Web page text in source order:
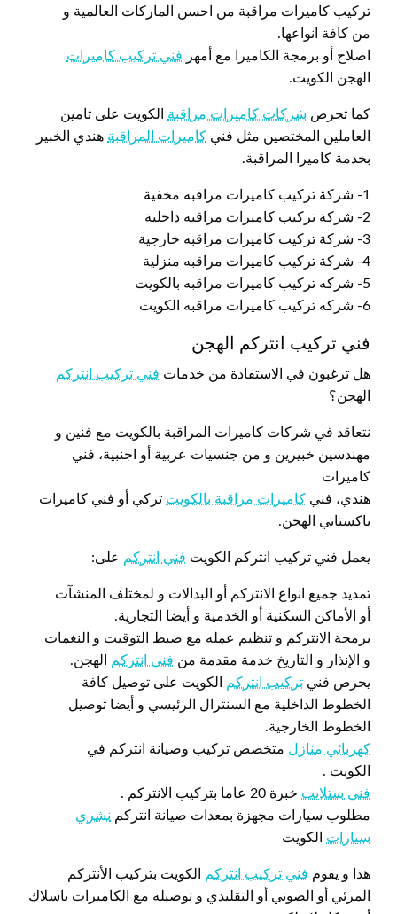
تركيب كاميرات مراقبة من احسن الماركات العالمية و
من كافة انواعها.
اصلاح أو برمجة الكاميرا مع أمهر فني تركيب كاميرات
الهجن الكويت.
كما تحرص شركات كاميرات مراقبة الكويت على تامين
العاملين المختصين مثل فني كاميرات المراقبة هندي الخبير
بخدمة كاميرا المراقبة.
1- شركة تركيب كاميرات مراقبه مخفية
2- شركة تركيب كاميرات مراقبه داخلية
3- شركة تركيب كاميرات مراقبه خارجية
4- شركة تركيب كاميرات مراقبه منزلية
5- شركه تركيب كاميرات مراقبه بالكويت
6- شركه تركيب كاميرات مراقبه الكويت
فني تركيب انتركم الهجن
هل ترغبون في الاستفادة من خدمات فني تركيب انتركم
الهجن؟
نتعاقد في شركات كاميرات المراقبة بالكويت مع فنين و
مهندسين خبيرين و من جنسيات عربية أو اجنبية، فني
كاميرات
هندي، فني كاميرات مراقبة بالكويت تركي أو فني كاميرات
باكستاني الهجن.
يعمل فني تركيب انتركم الكويت فني انتركم على:
تمديد جميع انواع الانتركم أو البدالات و لمختلف المنشآت
أو الأماكن السكنية أو الخدمية و أيضا التجارية.
برمجة الانتركم و تنظيم عمله مع ضبط التوقيت و النغمات
و الإنذار و التاريخ خدمة مقدمة من فني انتركم
الهجن.
يحرص فني تركيب انتركم
الكويت على توصيل كافة
الخطوط الداخلية مع السنترال الرئيسي و أيضا توصيل
الخطوط الخارجية.
كهربائي منازل متخصص تركيب وصيانة انتركم في
الكويت .
فني ستلايت خبرة 20 عاما بتركيب الانتركم .
مطلوب سيارات مجهزة بمعدات صيانة انتركم نشري
سيارات الكويت
هذا و يقوم فني تركيب انتركم
الكويت بتركيب الأنتركم
المرئي أو الصوتي أو التقليدي و توصيله مع الكاميرات باسلاك